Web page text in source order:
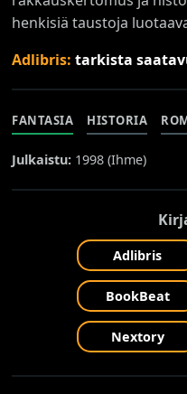
henkisiä taustoja
Adlibris:tarkista
FANTASIA HISTORIA
Julkaistu: 1998 (Ihme)
Adlibris
BookBeat
Nextory